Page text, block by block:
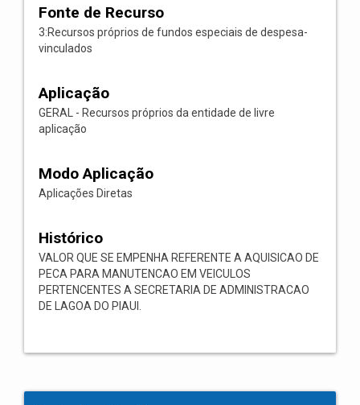
Fonte de Recurso
3:Recursos próprios de fundos especiais de despesa-
vinculados
Aplicação
GERAL - Recursos próprios da entidade de livre
aplicação
Modo Aplicação
Aplicações Diretas
Histórico
VALOR QUE SE EMPENHA REFERENTE A AQUISICAO DE
PECA PARA MANUTENCAO EM VEICULOS
PERTENCENTES A SECRETARIA DE ADMINISTRACAO
DE LAGOA DO PIAUI.